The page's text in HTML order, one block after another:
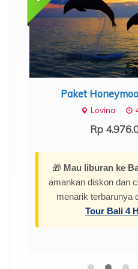
Paket
Lovina
Rp
🎁 Mau liburan ke
amankan diskon dan
menarik terbarunya
Tour Bali 4